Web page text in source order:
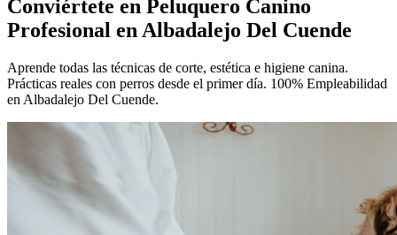
Conviértete en Peluquero Canino
Profesional en Albadalejo Del Cuende
Aprende todas las técnicas de corte, estética e higiene canina.
Prácticas reales con perros desde el primer día. 100% Empleabilidad
en Albadalejo Del Cuende.